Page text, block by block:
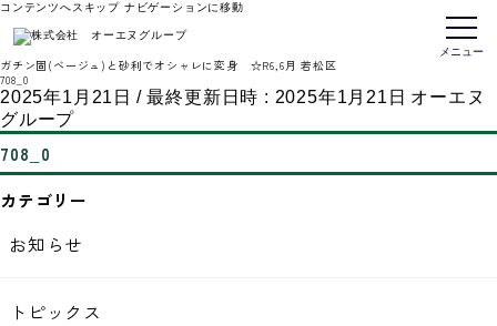
コンテンツへスキップ ナビゲーションに移動
メニュー
トップページ
ガチン固(ベージュ)と砂利でオシャレに変身 ☆R6,6月 若松区
708_0
2025年1月21日 / 最終更新日時 : 2025年1月21日 オーエヌ
グループ
708_0
カテゴリー
お知らせ
トピックス